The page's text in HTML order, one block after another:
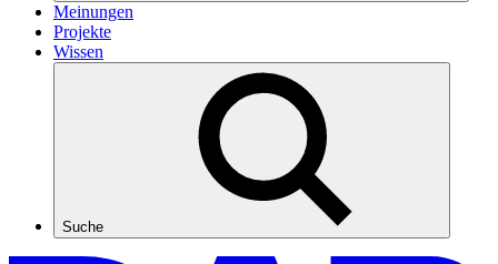
Meinungen
Projekte
Wissen
Suche